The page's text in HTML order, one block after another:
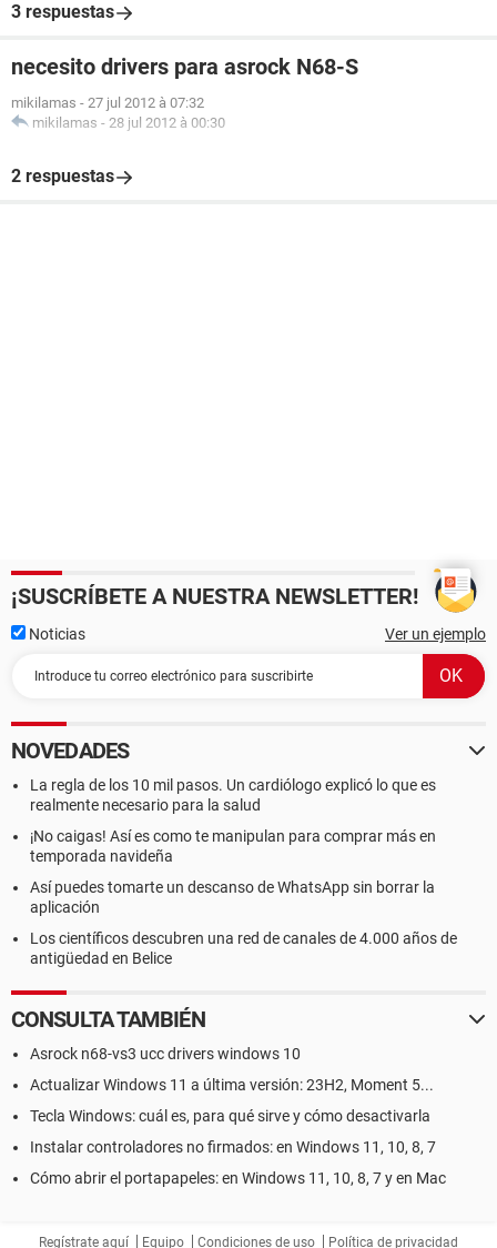
3 respuestas
necesito drivers para asrock N68-S
mikilamas - 27 jul 2012 à 07:32
mikilamas - 28 jul 2012 à 00:30
2 respuestas
¡SUSCRÍBETE A NUESTRA NEWSLETTER!
Noticias Ver un ejemplo
NOVEDADES
La regla de los 10 mil pasos. Un cardiólogo explicó lo que es
realmente necesario para la salud
¡No caigas! Así es como te manipulan para comprar más en
temporada navideña
Así puedes tomarte un descanso de WhatsApp sin borrar la
aplicación
Los científicos descubren una red de canales de 4.000 años de
antigüedad en Belice
CONSULTA TAMBIÉN
Asrock n68-vs3 ucc drivers windows 10
Actualizar Windows 11 a última versión: 23H2, Moment 5...
Tecla Windows: cuál es, para qué sirve y cómo desactivarla
Instalar controladores no firmados: en Windows 11, 10, 8, 7
Cómo abrir el portapapeles: en Windows 11, 10, 8, 7 y en Mac
Regístrate aquí Equipo Condiciones de uso Política de privacidad